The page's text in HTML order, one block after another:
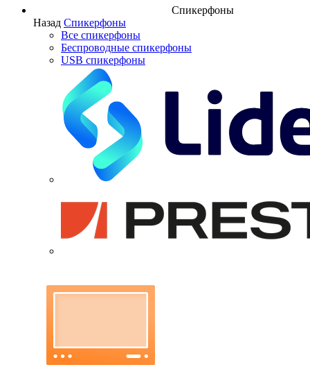
Спикерфоны
Назад Спикерфоны
Все спикерфоны
Беспроводные спикерфоны
USB спикерфоны